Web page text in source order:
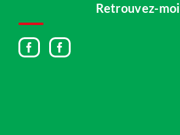
Retrouvez-moi